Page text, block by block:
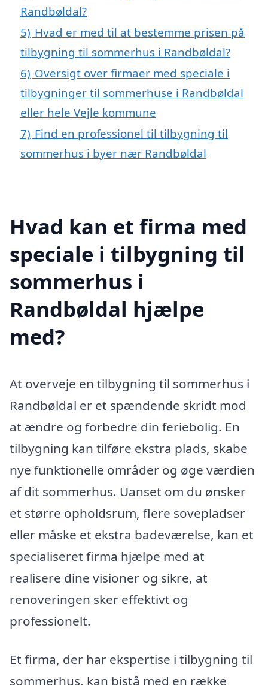
Randbøldal?
5) Hvad er med til at bestemme prisen på
tilbygning til sommerhus i Randbøldal?
6) Oversigt over firmaer med speciale i
tilbygninger til sommerhuse i Randbøldal
eller hele Vejle kommune
7) Find en professionel til tilbygning til
sommerhus i byer nær Randbøldal
Hvad kan et firma med
speciale i tilbygning til
sommerhus i
Randbøldal hjælpe
med?
At overveje en tilbygning til sommerhus i
Randbøldal er et spændende skridt mod
at ændre og forbedre din feriebolig. En
tilbygning kan tilføre ekstra plads, skabe
nye funktionelle områder og øge værdien
af dit sommerhus. Uanset om du ønsker
et større opholdsrum, flere sovepladser
eller måske et ekstra badeværelse, kan et
specialiseret firma hjælpe med at
realisere dine visioner og sikre, at
renoveringen sker effektivt og
professionelt.
Et firma, der har ekspertise i tilbygning til
sommerhus, kan bistå med en række